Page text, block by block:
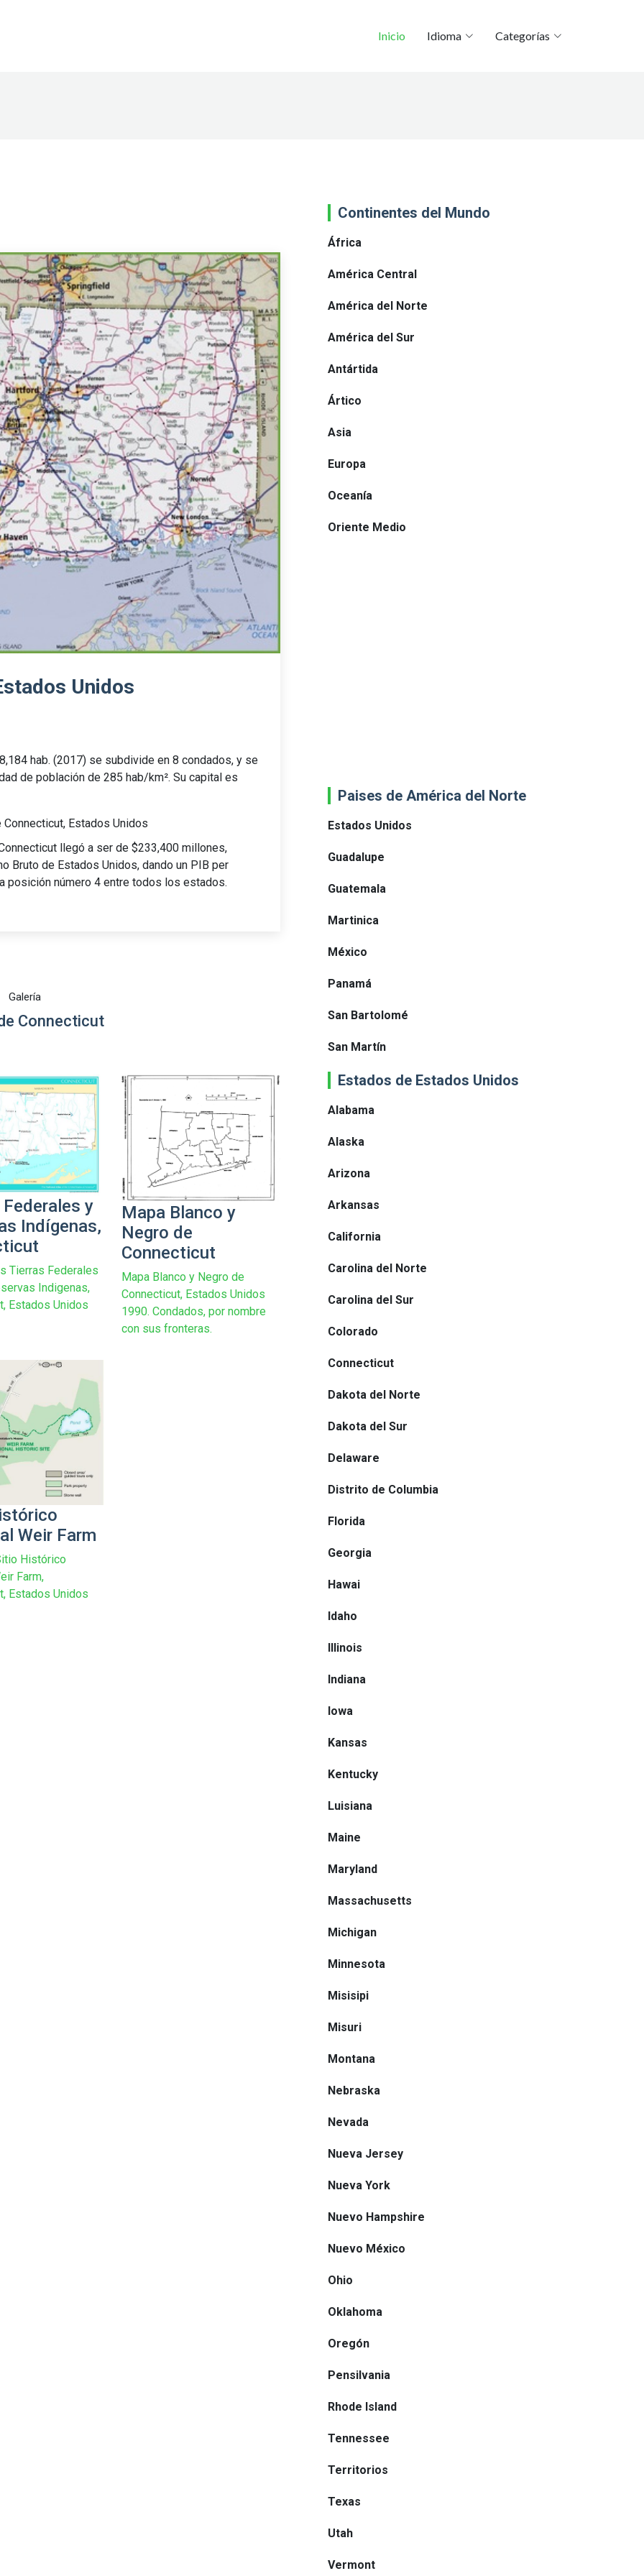
Inicio Idioma Categorías
Unidos
hab. (2017) se subdivide en 8 condados, y se
de población de 285 hab/km². Su capital es
Estados Unidos
llegó a ser de $233,400 millones,
Bruto de Estados Unidos, dando un PIB per
posición número 4 entre todos los estados.
Galería
Connecticut
y
Indígenas,
Tierras Federales
Indigenas,
Estados Unidos
Mapa Blanco y
Negro de
Connecticut
Mapa Blanco y Negro de
Connecticut, Estados Unidos
1990. Condados, por nombre
con sus fronteras.
Weir Farm
Histórico
Farm,
Estados Unidos
Continentes del Mundo
África
América Central
América del Norte
América del Sur
Antártida
Ártico
Asia
Europa
Oceanía
Oriente Medio
Paises de América del Norte
Estados Unidos
Guadalupe
Guatemala
Martinica
México
Panamá
San Bartolomé
San Martín
Estados de Estados Unidos
Alabama
Alaska
Arizona
Arkansas
California
Carolina del Norte
Carolina del Sur
Colorado
Connecticut
Dakota del Norte
Dakota del Sur
Delaware
Distrito de Columbia
Florida
Georgia
Hawai
Idaho
Illinois
Indiana
Iowa
Kansas
Kentucky
Luisiana
Maine
Maryland
Massachusetts
Michigan
Minnesota
Misisipi
Misuri
Montana
Nebraska
Nevada
Nueva Jersey
Nueva York
Nuevo Hampshire
Nuevo México
Ohio
Oklahoma
Oregón
Pensilvania
Rhode Island
Tennessee
Territorios
Texas
Utah
Vermont